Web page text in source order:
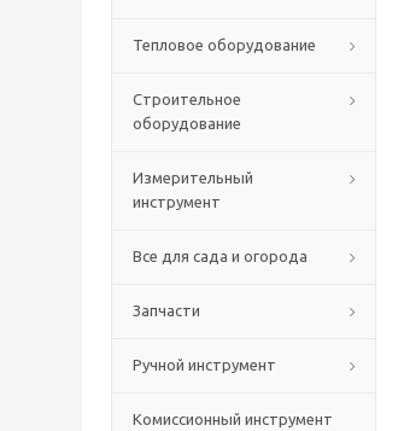
Тепловое оборудование
Строительное
оборудование
Измерительный
инструмент
Все для сада и огорода
Запчасти
Ручной инструмент
Комиссионный инструмент